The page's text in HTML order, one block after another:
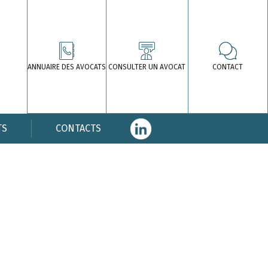
ANNUAIRE DES AVOCATS CONSULTER UN AVOCAT CONTACT
CONTACTS